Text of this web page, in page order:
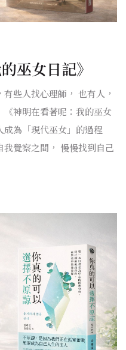
巫女日記》
些人找心理師， 也有人，
神明在看著呢：我的巫女
成為「現代巫女」的過程
覺察之間， 慢慢找到自己